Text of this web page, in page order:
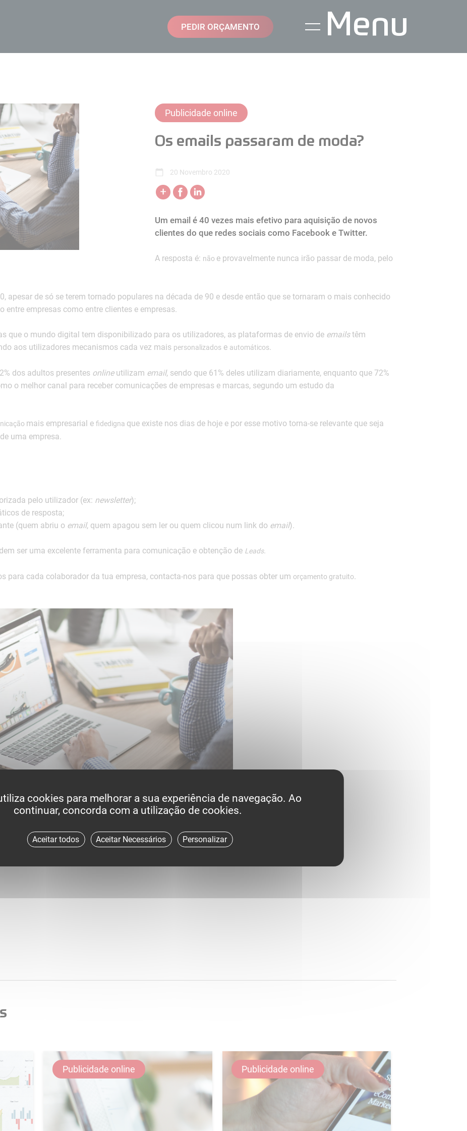
PEDIR ORÇAMENTO Menu
Publicidade online
Os emails passaram de moda?
20 Novembro 2020
Um email é 40 vezes mais efetivo para aquisição de novos
clientes do que redes sociais como Facebook e Twitter.
A resposta é: não e provavelmente nunca irão passar de moda, pelo
apesar de só se terem tornado populares na década de 90 e desde então que se tornaram o mais conhecido
empresas como entre clientes e empresas.
que o mundo digital tem disponibilizado para os utilizadores, as plataformas de envio de emailstêm
aos utilizadores mecanismos cada vez mais personalizados e automáticos.
dos adultos presentes onlineutilizam email, sendo que 61% deles utilizam diariamente, enquanto que 72%
o melhor canal para receber comunicações de empresas e marcas, segundo um estudo da
mais empresarial e fidedigna que existe nos dias de hoje e por esse motivo torna-se relevante que seja
uma empresa.
pelo utilizador (ex: newsletter);
de resposta;
(quem abriu o email, quem apagou sem ler ou quem clicou num link do email).
ser uma excelente ferramenta para comunicação e obtenção de Leads.
para cada colaborador da tua empresa, contacta-nos para que possas obter um orçamento gratuito.
Publicidade online Publicidade online
cookies para melhorar a sua experiência de navegação. Ao
continuar, concorda com a utilização de cookies.
Aceitar todos Aceitar Necessários Personalizar